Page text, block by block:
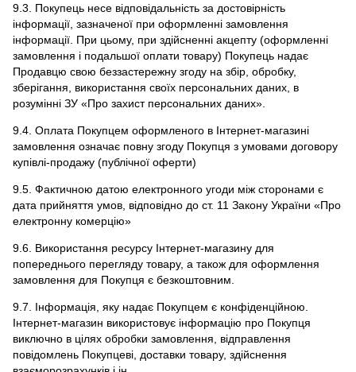
9.3. Покупець несе відповідальність за достовірність
інформації, зазначеної при оформленні замовлення
інформації. При цьому, при здійсненні акцепту (оформленні
замовлення і подальшої оплати товару) Покупець надає
Продавцю свою беззастережну згоду на збір, обробку,
зберігання, використання своїх персональних даних, в
розумінні ЗУ «Про захист персональних даних».
9.4. Оплата Покупцем оформленого в Інтернет-магазині
замовлення означає повну згоду Покупця з умовами договору
купівлі-продажу (публічної оферти)
9.5. Фактичною датою електронного угоди між сторонами є
дата прийняття умов, відповідно до ст. 11 Закону України «Про
електронну комерцію»
9.6. Використання ресурсу Інтернет-магазину для
попереднього перегляду товару, а також для оформлення
замовлення для Покупця є безкоштовним.
9.7. Інформація, яку надає Покупцем є конфіденційною.
Інтернет-магазин використовує інформацію про Покупця
виключно в цілях обробки замовлення, відправлення
повідомлень Покупцеві, доставки товару, здійснення